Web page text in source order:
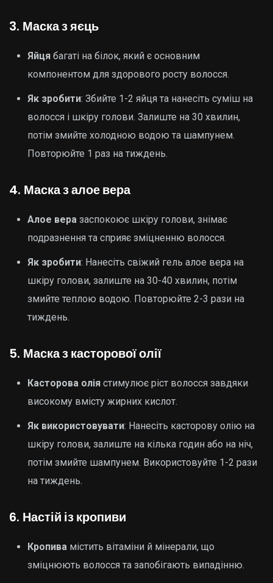
3. Маска з яєць
Яйця багаті на білок, який є основним
компонентом для здорового росту волосся.
Як зробити: Збийте 1-2 яйця та нанесіть суміш на
волосся і шкіру голови. Залиште на 30 хвилин,
потім змийте холодною водою та шампунем.
Повторюйте 1 раз на тиждень.
4. Маска з алое вера
Алое вера заспокоює шкіру голови, знімає
подразнення та сприяє зміцненню волосся.
Як зробити: Нанесіть свіжий гель алое вера на
шкіру голови, залиште на 30-40 хвилин, потім
змийте теплою водою. Повторюйте 2-3 рази на
тиждень.
5. Маска з касторової олії
Касторова олія стимулює ріст волосся завдяки
високому вмісту жирних кислот.
Як використовувати: Нанесіть касторову олію на
шкіру голови, залиште на кілька годин або на ніч,
потім змийте шампунем. Використовуйте 1-2 рази
на тиждень.
6. Настій із кропиви
Кропива містить вітаміни й мінерали, що
зміцнюють волосся та запобігають випадінню.